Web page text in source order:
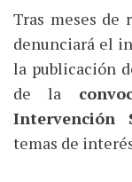
Tras meses de
denunciará el
la publicación
de la
Intervención
temas de